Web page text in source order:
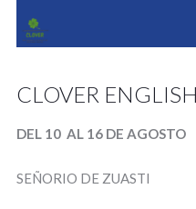
CLOVER ENGLISH
DEL 10 AL 16 DE AGOSTO
SEÑORIO DE ZUASTI